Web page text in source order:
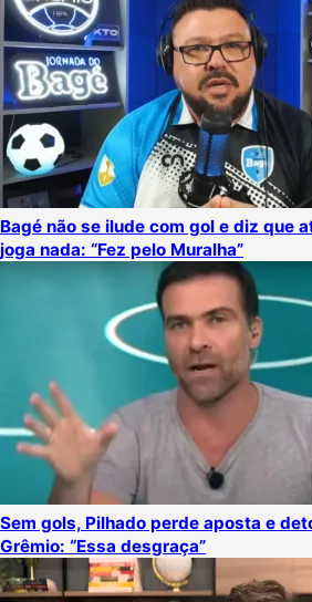
Bagé não se ilude com gol e diz que
joga nada: “Fez pelo Muralha”
Sem gols, Pilhado perde aposta e
Grêmio: “Essa desgraça”